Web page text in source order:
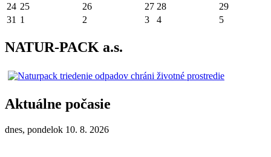
24 25 26 27 28
29
31 1 2 3 4 5
NATUR-PACK a.s.
Aktuálne počasie
dnes, pondelok 10. 8. 2026